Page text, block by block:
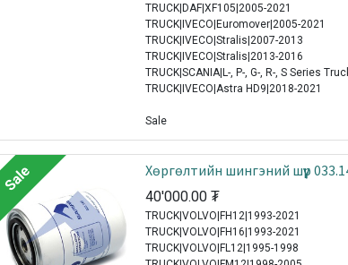
TRUCK|DAF|XF105|2005-2021
TRUCK|IVECO|Euromover|2005-2021
TRUCK|IVECO|Stralis|2007-2013
TRUCK|IVECO|Stralis|2013-2016
TRUCK|SCANIA|L-, P-, G-, R-, S Series
TRUCK|IVECO|Astra HD9|2018-2021
Sale
Xөргөлтийн шингэний шүүр
40'000.00 ₮
TRUCK|VOLVO|FH12|1993-2021
TRUCK|VOLVO|FH16|1993-2021
TRUCK|VOLVO|FL12|1995-1998
Sale